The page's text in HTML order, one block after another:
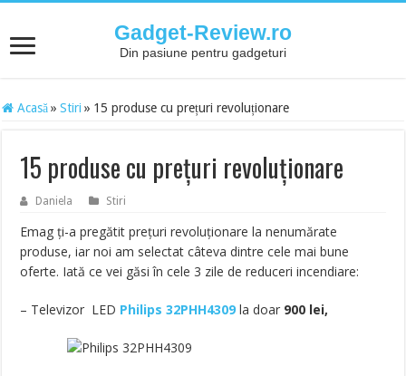
Gadget-Review.ro
Din pasiune pentru gadgeturi
Acasă » Stiri » 15 produse cu prețuri revoluționare
15 produse cu prețuri revoluționare
Daniela Stiri
Emag ți-a pregătit prețuri revoluționare la nenumărate
produse, iar noi am selectat câteva dintre cele mai bune
oferte. Iată ce vei găsi în cele 3 zile de reduceri incendiare:
– Televizor LED Philips 32PHH4309 la doar 900 lei,